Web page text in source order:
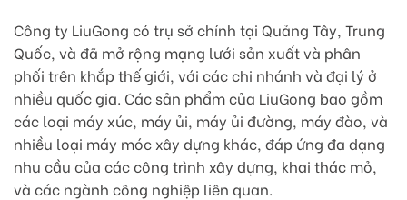
Công ty LiuGong có trụ sở chính tại Quảng Tây, Trung
Quốc, và đã mở rộng mạng lưới sản xuất và phân
phối trên khắp thế giới, với các chi nhánh và đại lý ở
nhiều quốc gia. Các sản phẩm của LiuGong bao gồm
các loại máy xúc, máy ủi, máy ủi đường, máy đào, và
nhiều loại máy móc xây dựng khác, đáp ứng đa dạng
nhu cầu của các công trình xây dựng, khai thác mỏ,
và các ngành công nghiệp liên quan.